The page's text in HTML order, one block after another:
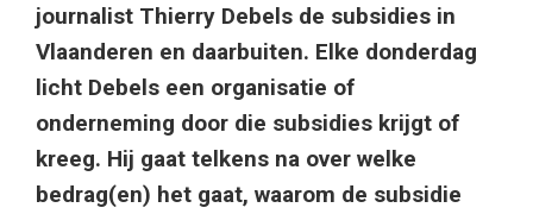
journalist Thierry Debels de subsidies in
Vlaanderen en daarbuiten. Elke donderdag
licht Debels een organisatie of
onderneming door die subsidies krijgt of
kreeg. Hij gaat telkens na over welke
bedrag(en) het gaat, waarom de subsidie